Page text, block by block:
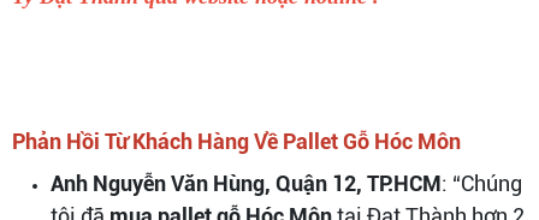
Phản Hồi Từ Khách Hàng Về Pallet Gỗ Hóc Môn
Anh Nguyễn Văn Hùng, Quận 12, TP.HCM: “Chúng